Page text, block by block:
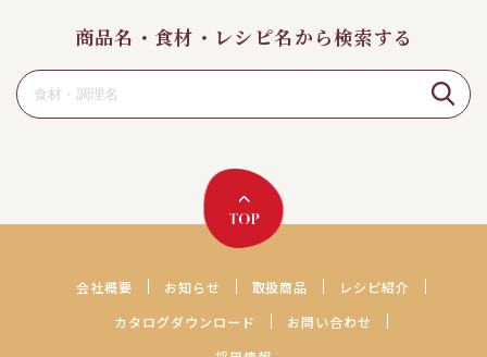
商品名・食材・レシピ名から検索する
会社概要 お知らせ 取扱商品
レシピ紹介
カタログダウンロード
お問い合わせ